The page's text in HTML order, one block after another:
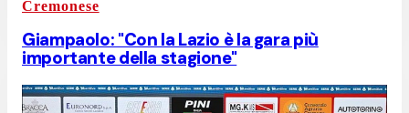
Cremonese
Giampaolo: "Con la Lazio è la gara più
importante della stagione"